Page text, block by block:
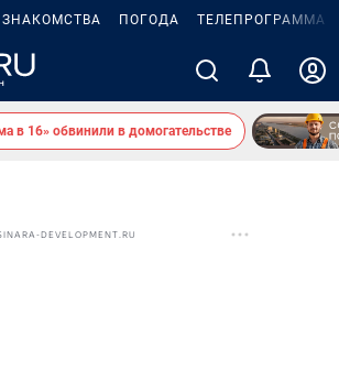
ЗНАКОМСТВА ПОГОДА ТЕЛЕПРОГРАММА
в 16» обвинили в домогательстве
DEVELOPMENT.RU